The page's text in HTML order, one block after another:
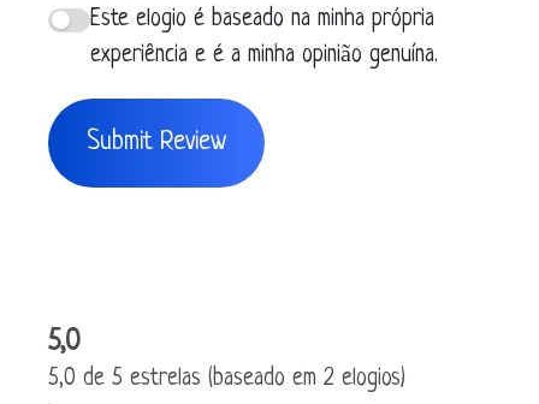
Este elogio é baseado na minha própria
experiência e é a minha opinião genuína.
Submit Review
5,0
5,0 de 5 estrelas (baseado em 2 elogios)